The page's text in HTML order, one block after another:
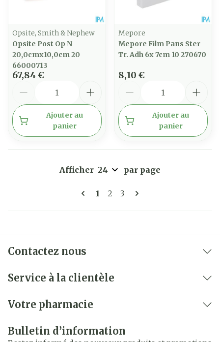
Opsite, Smith & Nephew
Opsite Post Op N
20,0cmx10,0cm 20
66000713
67,84 €
Ajouter au
panier
Mepore
Mepore Film Pans Ster
Tr. Adh 6x 7cm 10 270670
8,10 €
Ajouter au
panier
Pages
Vous lisez actuellement la
1 Page
2 Page
3
Afficher par page
Contactez nous
Service à la clientèle
Votre pharmacie
Bulletin d’information